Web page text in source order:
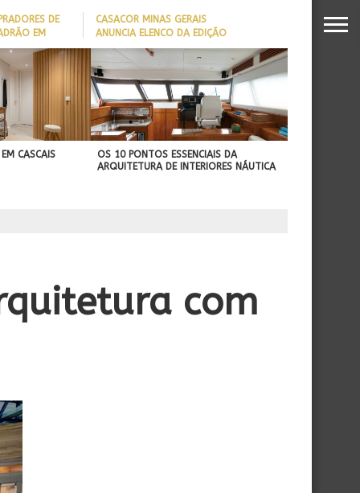
DE
EM
REVELA
MILIONÁRIO
CASACOR MINAS GERAIS
ANUNCIA ELENCO DA EDIÇÃO
2026
CASCAIS
OS 10 PONTOS ESSENCIAIS DA
ARQUITETURA DE INTERIORES NÁUTICA
com